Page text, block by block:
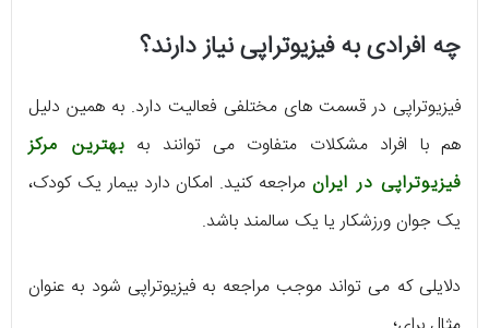
چه افرادی به فیزیوتراپی نیاز دارند؟
فیزیوتراپی در قسمت های مختلفی فعالیت دارد. به همین دلیل
هم با افراد مشکلات متفاوت می توانند بهبهترین مرکز
فیزیوتراپی در ایرانمراجعه کنید. امکان دارد بیمار یک کودک،
یک جوان ورزشکار یا یک سالمند باشد.
دلایلی که می تواند موجب مراجعه به فیزیوتراپی شود به عنوان